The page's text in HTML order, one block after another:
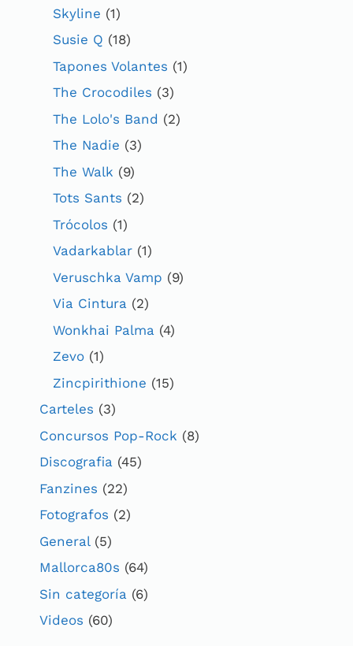
Skyline (1)
Susie Q (18)
Tapones Volantes (1)
The Crocodiles (3)
The Lolo's Band (2)
The Nadie (3)
The Walk (9)
Tots Sants (2)
Trócolos (1)
Vadarkablar (1)
Veruschka Vamp (9)
Via Cintura (2)
Wonkhai Palma (4)
Zevo (1)
Zincpirithione (15)
Carteles (3)
Concursos Pop-Rock (8)
Discografia (45)
Fanzines (22)
Fotografos (2)
General(5)
Mallorca80s (64)
Sin categoría (6)
Videos (60)